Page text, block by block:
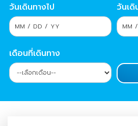
วันเดินทางไป วันเ
เดือนที่เดินทาง